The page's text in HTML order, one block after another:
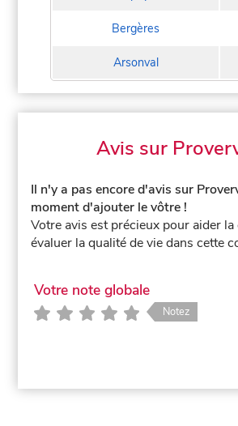
Bergères
Arsonval
Avis sur
Il n'y a pas encore d'avis sur
moment d'ajouter le vôtre !
Votre avis est précieux pour aider
évaluer la qualité de vie dans cette
Votre note globale
Notez